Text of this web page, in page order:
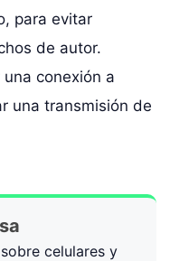
para evitar
de autor.
conexión a
una transmisión de
celulares y